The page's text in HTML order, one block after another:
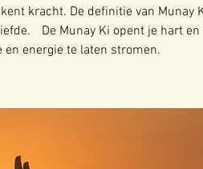
kracht. De definitie van
De Munay Ki opent je hart en
energie te laten stromen.